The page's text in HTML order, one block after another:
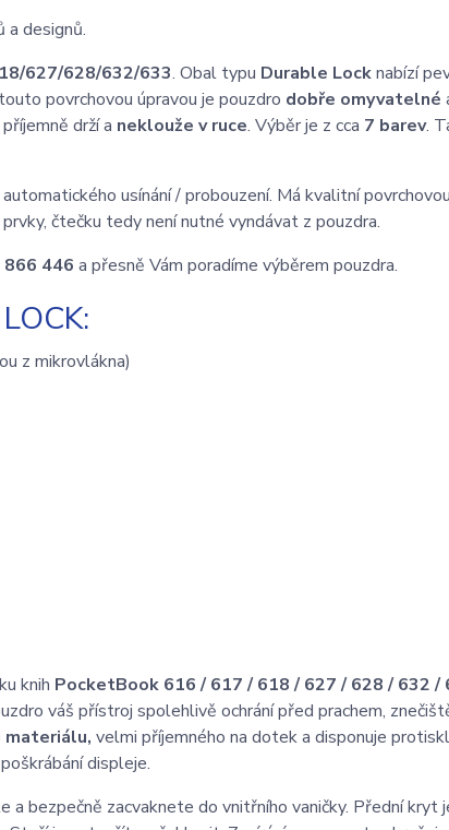
a designů.
627/628/632/633. Obal typu Durable Locknabízí
povrchovou úpravou je pouzdro dobře omyvatelné
drží a neklouže v ruce. Výběr je z cca 7 barev.
usínání / probouzení. Má kvalitní
čtečku tedy není nutné vyndávat z pouzdra.
866 446 a přesně Vám poradíme výběrem pouzdra.
z mikrovlákna)
knih PocketBook 616 / 617 / 618 / 627 / 628 / 632 /
váš přístroj spolehlivě ochrání před prachem,
materiálu, velmi příjemného na dotek a disponuje
displeje.
bezpečně zacvaknete do vnitřního vaničky. Přední kryt